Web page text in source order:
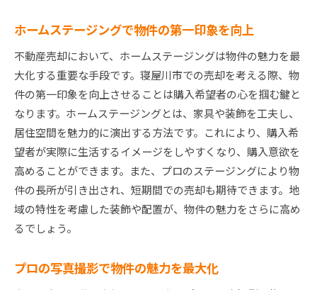
ホームステージングで物件の第一印象を向上
不動産売却において、ホームステージングは物件の魅力を最
大化する重要な手段です。寝屋川市での売却を考える際、物
件の第一印象を向上させることは購入希望者の心を掴む鍵と
なります。ホームステージングとは、家具や装飾を工夫し、
居住空間を魅力的に演出する方法です。これにより、購入希
望者が実際に生活するイメージをしやすくなり、購入意欲を
高めることができます。また、プロのステージングにより物
件の長所が引き出され、短期間での売却も期待できます。地
域の特性を考慮した装飾や配置が、物件の魅力をさらに高め
るでしょう。
プロの写真撮影で物件の魅力を最大化